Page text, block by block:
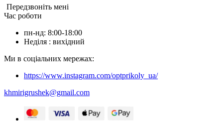
Передзвоніть мені
Час роботи
пн-нд: 8:00-18:00
Неділя : вихідний
Ми в соціальних мережах:
https://www.instagram.com/optprikoly_ua/
khmirigrushek@gmail.com